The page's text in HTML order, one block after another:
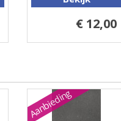
€ 12,00
Aanbieding